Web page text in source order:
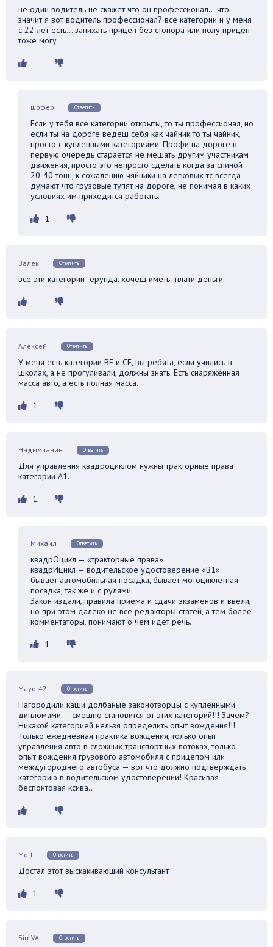
не один водитель не скажет что он профессионал… что
значит я вот водитель профессионал? все категории и у меня
с 22 лет есть… запихать прицеп без стопора или полу прицеп
тоже могу
шофер Ответить
Если у тебя все категории открыты, то ты профессионал, но
если ты на дороге ведёш себя как чайник то ты чайник,
просто с купленными категориями. Профи на дороге в
первую очередь старается не мешать другим участникам
движения, просто это непросто сделать когда за спиной
20-40 тонн, к сожалению чяйники на легковых тс всегда
думают что грузовые тупят на дороге, не понимая в каких
условиях им приходится работать.
1
Валёк Ответить
все эти категории- ерунда. хочеш иметь- плати деньги.
Алексей Ответить
У меня есть категории ВЕ и СЕ, вы ребята, если учились в
школах, а не прогуливали, должны знать. Есть снаряжённая
масса авто, а есть полная масса.
1
Надымчанин Ответить
Для управления квадроциклом нужны тракторные права
категории А1.
1
Михаил Ответить
квадрОцикл — «тракторные права»
квадрИцикл — водительское удостоверение «В1»
бывает автомобильная посадка, бывает мотоциклетная
посадка, так же и с рулями.
Закон издали, правила приёма и сдачи экзаменов и ввели,
но при этом далеко не все редакторы статей, а тем более
комментаторы, понимают о чём идёт речь.
1
Mayor42 Ответить
Нагородили каши долбаные законотворцы с купленными
дипломами — смешно становится от этих категорий!!! Зачем?
Никакой категорией нельзя определить опыт вождения!!!
Только ежедневная практика вождения, только опыт
управления авто в сложных транспортных потоках, только
опыт вождения грузового автомобиля с прицепом или
междугороднего автобуса — вот что должно подтверждать
категорию в водительском удостоверении! Красивая
беспонтовая ксива…
Mort Ответить
Достал этот выскакивающий консультант
1
SimVA Ответить